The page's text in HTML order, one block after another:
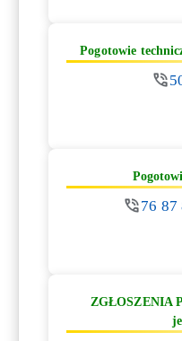
Pogotowie
76 87
ZGŁOSZENIA